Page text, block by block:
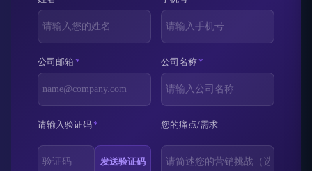
公司邮箱* 公司名称*
请输入验证码*
发送验证码
您的痛点/需求